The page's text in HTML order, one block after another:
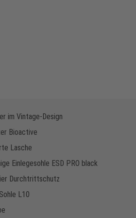
im Vintage-Design
Bioactive
Lasche
Einlegesohle ESD PRO black
Durchtrittschutz
L10